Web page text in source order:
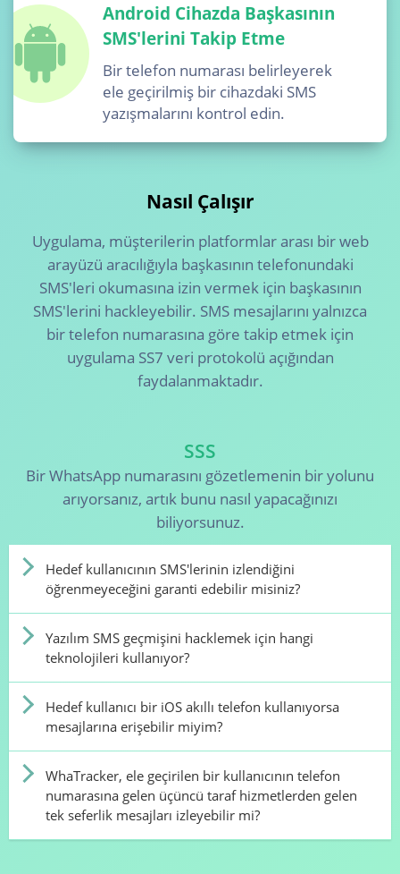
Android Cihazda Başkasının
SMS'lerini Takip Etme
Bir telefon numarası belirleyerek
ele geçirilmiş bir cihazdaki SMS
yazışmalarını kontrol edin.
Nasıl Çalışır
Uygulama, müşterilerin platformlar arası bir web
arayüzü aracılığıyla başkasının telefonundaki
SMS'leri okumasına izin vermek için başkasının
SMS'lerini hackleyebilir. SMS mesajlarını yalnızca
bir telefon numarasına göre takip etmek için
uygulama SS7 veri protokolü açığından
faydalanmaktadır.
SSS
Bir WhatsApp numarasını gözetlemenin bir yolunu
arıyorsanız, artık bunu nasıl yapacağınızı
biliyorsunuz.
Hedef kullanıcının SMS'lerinin izlendiğini
öğrenmeyeceğini garanti edebilir misiniz?
Yazılım SMS geçmişini hacklemek için hangi
teknolojileri kullanıyor?
Hedef kullanıcı bir iOS akıllı telefon kullanıyorsa
mesajlarına erişebilir miyim?
WhaTracker, ele geçirilen bir kullanıcının telefon
numarasına gelen üçüncü taraf hizmetlerden gelen
tek seferlik mesajları izleyebilir mi?